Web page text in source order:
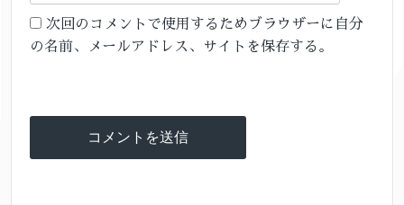
次回のコメントで使用するためブラウザーに自分
の名前、メールアドレス、サイトを保存する。